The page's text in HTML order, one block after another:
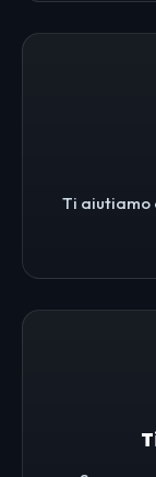
Ti aiutiamo